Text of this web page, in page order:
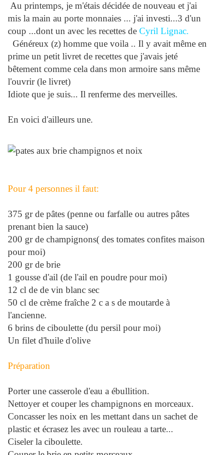
Au printemps, je m'étais décidée de nouveau et j'ai
mis la main au porte monnaies ... j'ai investi...3 d'un
coup ...dont un avec les recettes de Cyril Lignac.
Généreux (z) homme que voila .. Il y avait même en
prime un petit livret de recettes que j'avais jeté
bêtement comme cela dans mon armoire sans même
l'ouvrir (le livret)
Idiote que je suis... Il renferme des merveilles.
En voici d'ailleurs une.
Pour 4 personnes il faut:
375 gr de pâtes (penne ou farfalle ou autres pâtes
prenant bien la sauce)
200 gr de champignons( des tomates confites maison
pour moi)
200 gr de brie
1 gousse d'ail (de l'ail en poudre pour moi)
12 cl de de vin blanc sec
50 cl de crème fraîche 2 c a s de moutarde à
l'ancienne.
6 brins de ciboulette (du persil pour moi)
Un filet d'huile d'olive
Préparation
Porter une casserole d'eau a ébullition.
Nettoyer et couper les champignons en morceaux.
Concasser les noix en les mettant dans un sachet de
plastic et écrasez les avec un rouleau a tarte...
Ciseler la ciboulette.